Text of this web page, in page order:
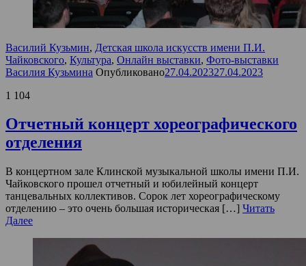
Василий Кузьмин, Детская школа искусств имени П.И.
Чайковского, Культура, Онлайн выставки, Фото-выставки
Василия Кузьмина Опубликовано27.04.202327.04.2023
1 104
Отчетный концерт хореографического
отделения
В концертном зале Клинской музыкальной школы имени П.И.
Чайковского прошел отчетный и юбилейный концерт
танцевальных коллективов. Сорок лет хореографическому
отделению – это очень большая историческая […] Читать
Далее